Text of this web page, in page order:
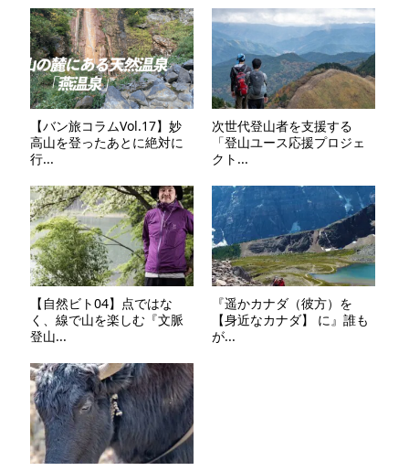
【バン旅コラムVol.17】妙
高山を登ったあとに絶対に
行...
次世代登山者を支援する
「登山ユース応援プロジェ
クト...
【自然ビト04】点ではな
く、線で山を楽しむ『文脈
登山...
『遥かカナダ（彼方）を
【身近なカナダ】 に』誰も
が...